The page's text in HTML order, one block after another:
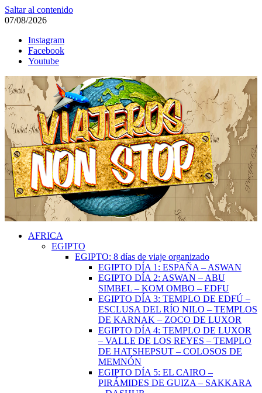
Saltar al contenido
07/08/2026
Instagram
Facebook
Youtube
VIAJEROS NONSTOP
Blog de viajes
AFRICA
EGIPTO
EGIPTO: 8 días de viaje organizado
EGIPTO DÍA 1: ESPAÑA – ASWAN
EGIPTO DÍA 2: ASWAN – ABU
SIMBEL – KOM OMBO – EDFU
EGIPTO DÍA 3: TEMPLO DE EDFÚ –
ESCLUSA DEL RÍO NILO – TEMPLOS
DE KARNAK – ZOCO DE LUXOR
EGIPTO DÍA 4: TEMPLO DE LUXOR
– VALLE DE LOS REYES – TEMPLO
DE HATSHEPSUT – COLOSOS DE
MEMNÓN
EGIPTO DÍA 5: EL CAIRO –
PIRÁMIDES DE GUIZA – SAKKARA